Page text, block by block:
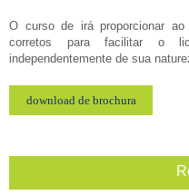
O curso de irá proporcionar
corretos para facilitar o
independentemente de sua
download de brochura